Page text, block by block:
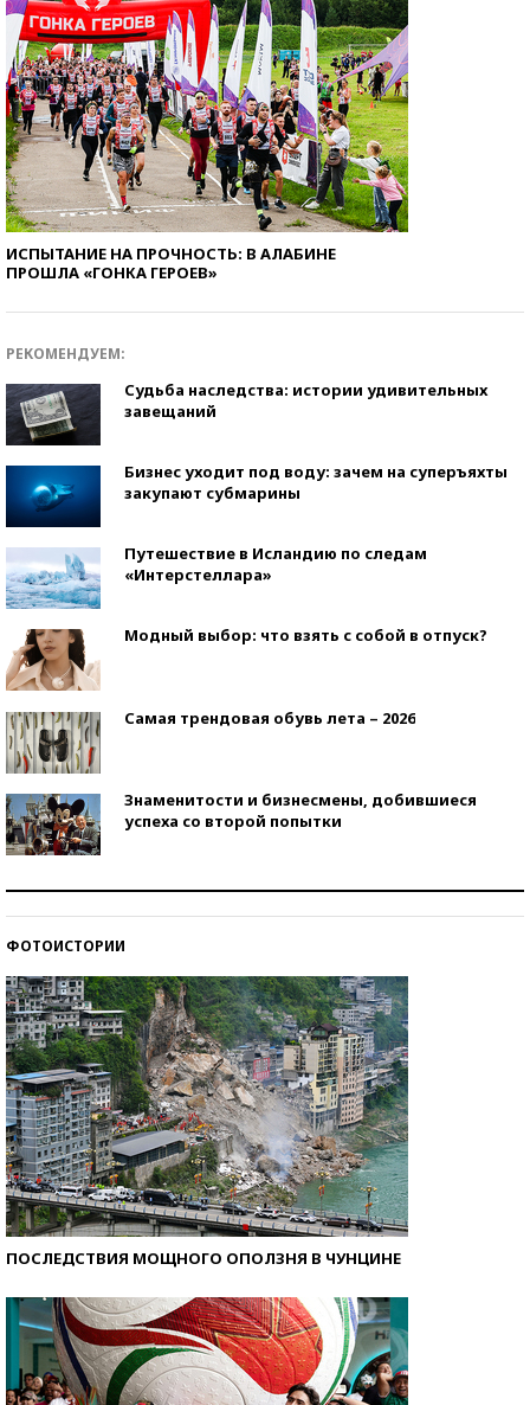
ИСПЫТАНИЕ НА ПРОЧНОСТЬ: В АЛАБИНЕ
ПРОШЛА «ГОНКА ГЕРОЕВ»
РЕКОМЕНДУЕМ:
Судьба наследства: истории удивительных
завещаний
Бизнес уходит под воду: зачем на суперъяхты
закупают субмарины
Путешествие в Исландию по следам
«Интерстеллара»
Модный выбор: что взять с собой в отпуск?
Самая трендовая обувь лета – 2026
Знаменитости и бизнесмены, добившиеся
успеха со второй попытки
ФОТОИСТОРИИ
ПОСЛЕДСТВИЯ МОЩНОГО ОПОЛЗНЯ В ЧУНЦИНЕ